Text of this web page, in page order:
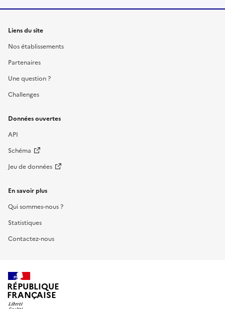
Liens du site
Nos établissements
Partenaires
Une question ?
Challenges
Données ouvertes
API
Schéma
Jeu de données
En savoir plus
Qui sommes-nous ?
Statistiques
Contactez-nous
RÉPUBLIQUE
FRANÇAISE